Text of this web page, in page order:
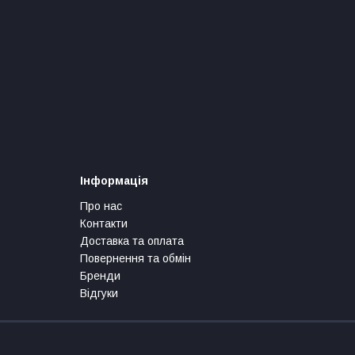
Інформація
Про нас
Контакти
Доставка та оплата
Повернення та обмін
Бренди
Відгуки